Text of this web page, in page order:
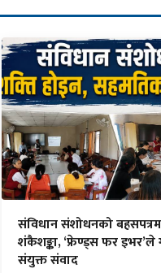
संविधान संशोधनको
शंकैशङ्का, ‘फ्रेण्ड्स फर इभर’ले
संयुक्त संवाद